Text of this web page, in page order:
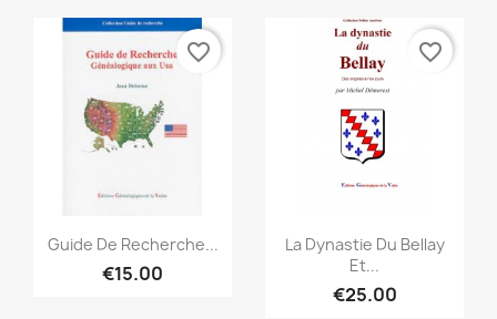
Quick view
Guide De Recherche...
€15.00
favorite_border
Quick view
La Dynastie Du Bellay
Et...
€25.00
favorite_border